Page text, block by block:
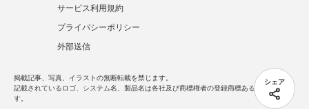
シェア
サービス利用規約
プライバシーポリシー
外部送信
掲載記事、写真、イラストの無断転載を禁じます。
記載されているロゴ、システム名、製品名は各社及び商標権者の登録商標あるいは商標で
す。